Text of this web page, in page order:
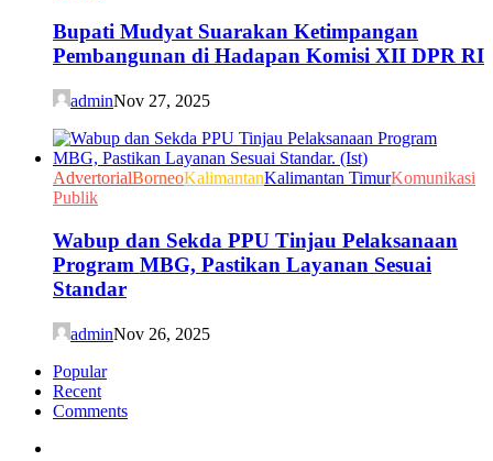
Bupati Mudyat Suarakan Ketimpangan
Pembangunan di Hadapan Komisi XII DPR RI
adminNov 27, 2025
AdvertorialBorneoKalimantanKalimantan TimurKomunikasi
Publik
Wabup dan Sekda PPU Tinjau Pelaksanaan
Program MBG, Pastikan Layanan Sesuai
Standar
adminNov 26, 2025
Popular
Recent
Comments